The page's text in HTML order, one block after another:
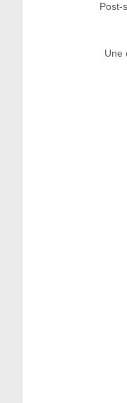
Post-
Une